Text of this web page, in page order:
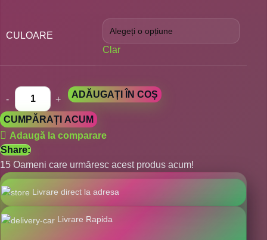
CULOARE
Clar
ADĂUGAȚI ÎN COȘ
CUMPĂRAȚI ACUM
Adaugă la comparare
Share:
15 Oameni care urmăresc acest produs acum!
Livrare direct la adresa
Livrare Rapida